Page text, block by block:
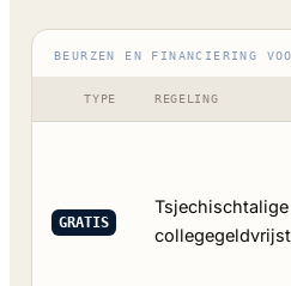
BEURZEN EN FINANCIERING
TYPE REGELING
GRATIS
Tsjechischtalige